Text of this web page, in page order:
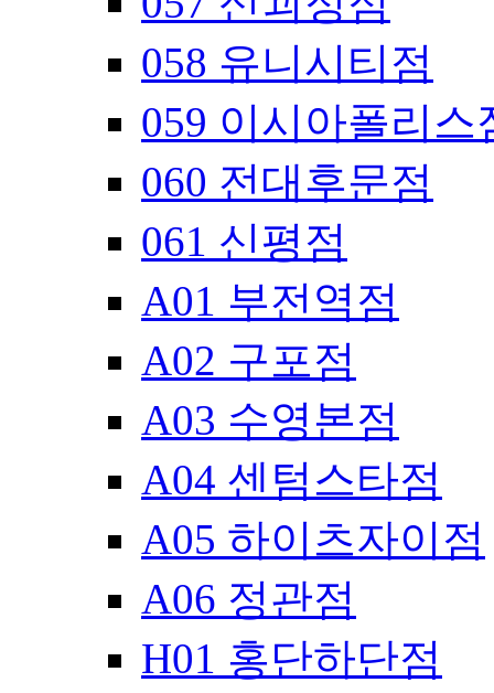
058 유니시티점
059 이시아폴리스
060 전대후문점
061 신평점
A01 부전역점
A02 구포점
A03 수영본점
A04 센텀스타점
A05 하이츠자이점
A06 정관점
H01 홍단하단점